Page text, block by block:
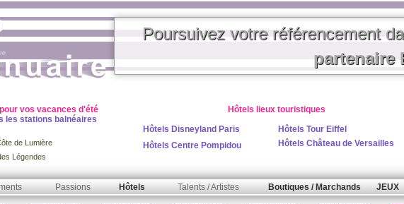
Poursuivez votre référencement
partenaire
vos vacances d'été
les stations balnéaires
de Lumière
Légendes
Hôtels lieux touristiques
Hôtels Disneyland Paris
Hôtels Tour Eiffel
Hôtels Centre Pompidou
Hôtels Château de Versailles
Passions Hôtels Talents / Artistes Boutiques / Marchands JEUX